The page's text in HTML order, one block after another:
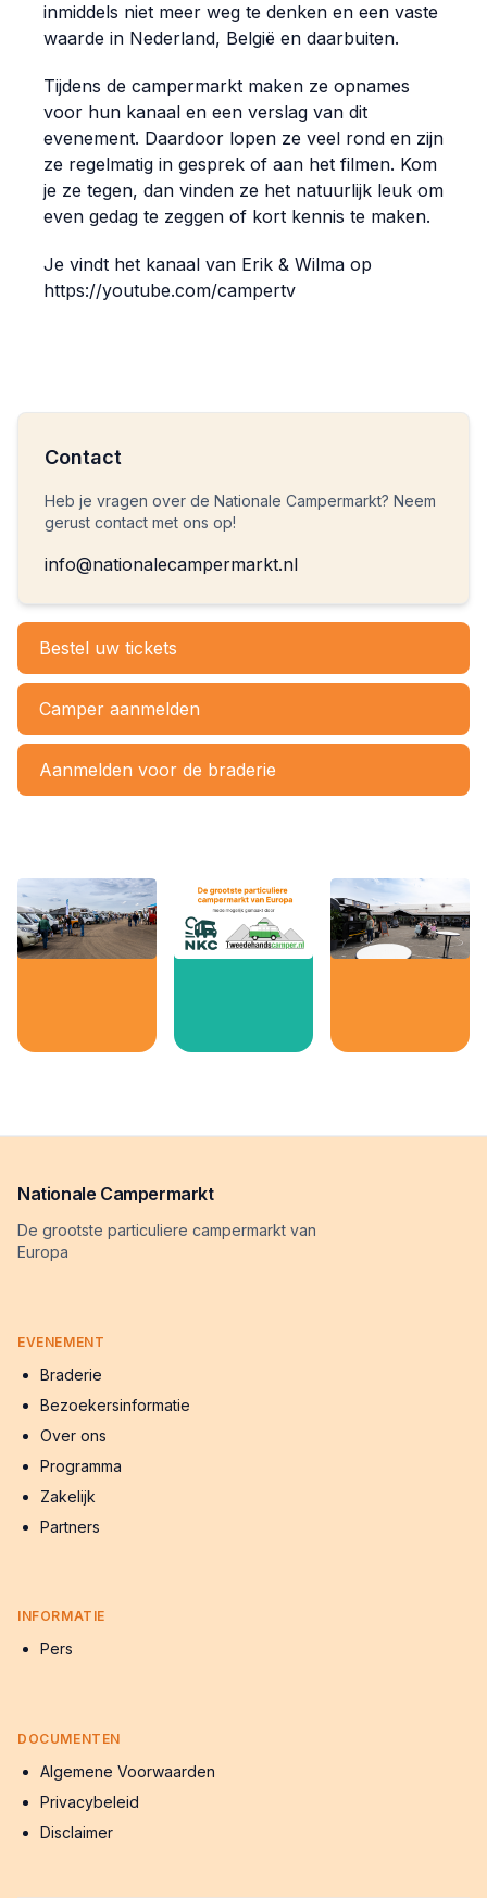
inmiddels niet meer weg te denken en een vaste
waarde in Nederland, België en daarbuiten.
Tijdens de campermarkt maken ze opnames
voor hun kanaal en een verslag van dit
evenement. Daardoor lopen ze veel rond en zijn
ze regelmatig in gesprek of aan het filmen. Kom
je ze tegen, dan vinden ze het natuurlijk leuk om
even gedag te zeggen of kort kennis te maken.
Je vindt het kanaal van Erik & Wilma op
https://youtube.com/campertv
Contact
Heb je vragen over de Nationale Campermarkt? Neem
gerust contact met ons op!
info@nationalecampermarkt.nl
Bestel uw tickets
Camper aanmelden
Aanmelden voor de braderie
Nationale Campermarkt
De grootste particuliere campermarkt van
Europa
EVENEMENT
Braderie
Bezoekersinformatie
Over ons
Programma
Zakelijk
Partners
INFORMATIE
Pers
DOCUMENTEN
Algemene Voorwaarden
Privacybeleid
Disclaimer